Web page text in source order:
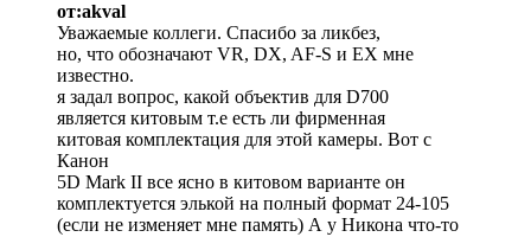
от:akval
Уважаемые коллеги. Спасибо за ликбез,
но, что обозначают VR, DX, AF-S и EX мне
известно.
я задал вопрос, какой объектив для D700
является китовым т.е есть ли фирменная
китовая комплектация для этой камеры. Вот с
Канон
5D Mark II все ясно в китовом варианте он
комплектуется элькой на полный формат 24-105
(если не изменяет мне память) А у Никона что-то